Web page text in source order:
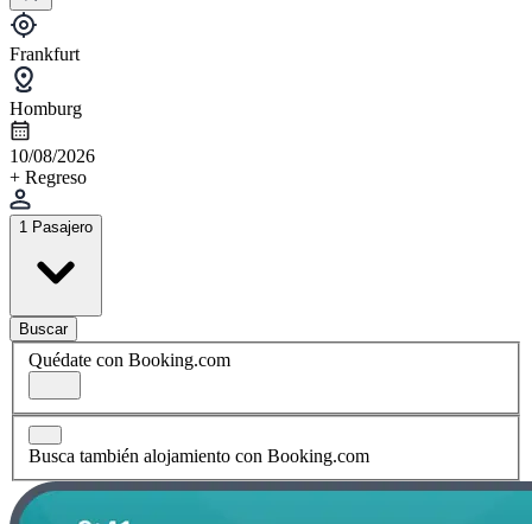
Frankfurt
Homburg
10/08/2026
+ Regreso
1 Pasajero
Buscar
Quédate con Booking.com
Busca también alojamiento con Booking.com